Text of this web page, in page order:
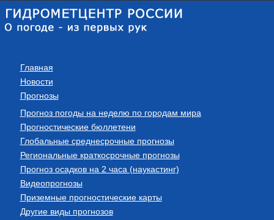
Главная
Новости
Прогнозы
Прогноз погоды на неделю по городам мира
Прогностические бюллетени
Глобальные среднесрочные прогнозы
Региональные краткосрочные прогнозы
Прогноз осадков на 2 часа (наукастинг)
Видеопрогнозы
Приземные прогностические карты
Другие виды прогнозов